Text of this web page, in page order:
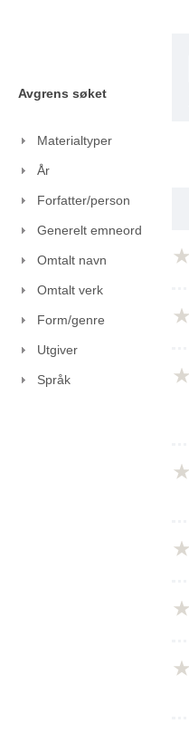
Avgrens søket
Materialtyper
År
Forfatter/person
Generelt emneord
Omtalt navn
Omtalt verk
Form/genre
Utgiver
Språk